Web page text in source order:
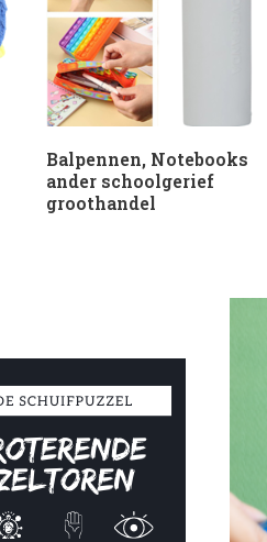
Balpennen, Notebooks
ander schoolgerief
groothandel